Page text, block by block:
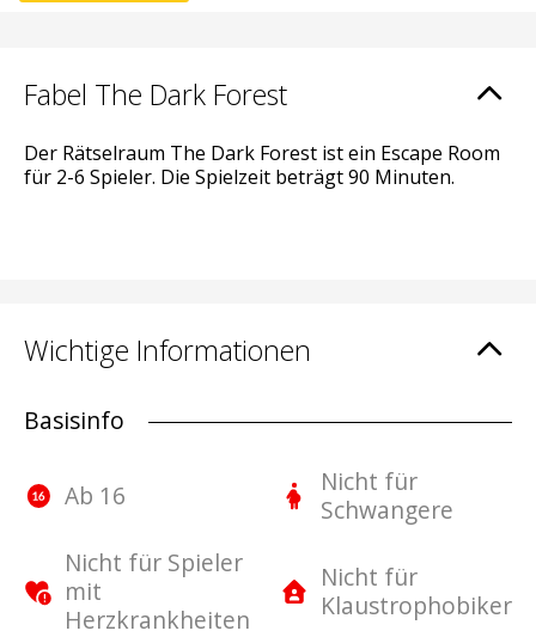
Fabel The Dark Forest
Der Rätselraum The Dark Forest ist ein Escape Room
für 2-6 Spieler. Die Spielzeit beträgt 90 Minuten.
Wichtige Informationen
Basisinfo
Ab 16
Nicht für
Schwangere
Nicht für Spieler
mit
Herzkrankheiten
Nicht für
Klaustrophobiker